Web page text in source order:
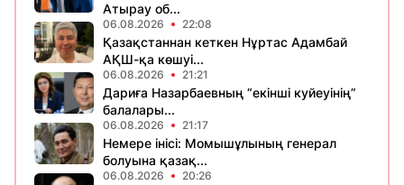
Атырау об...
06.08.2026 22:08
Қазақстаннан кеткен Нұртас Адамбай
АҚШ-қа көшуі...
06.08.2026 21:21
Дариға Назарбаевның “екінші куйеуінің”
балалары...
06.08.2026 21:17
Немере інісі: Момышұлының генерал
болуына қазақ...
06.08.2026 20:26